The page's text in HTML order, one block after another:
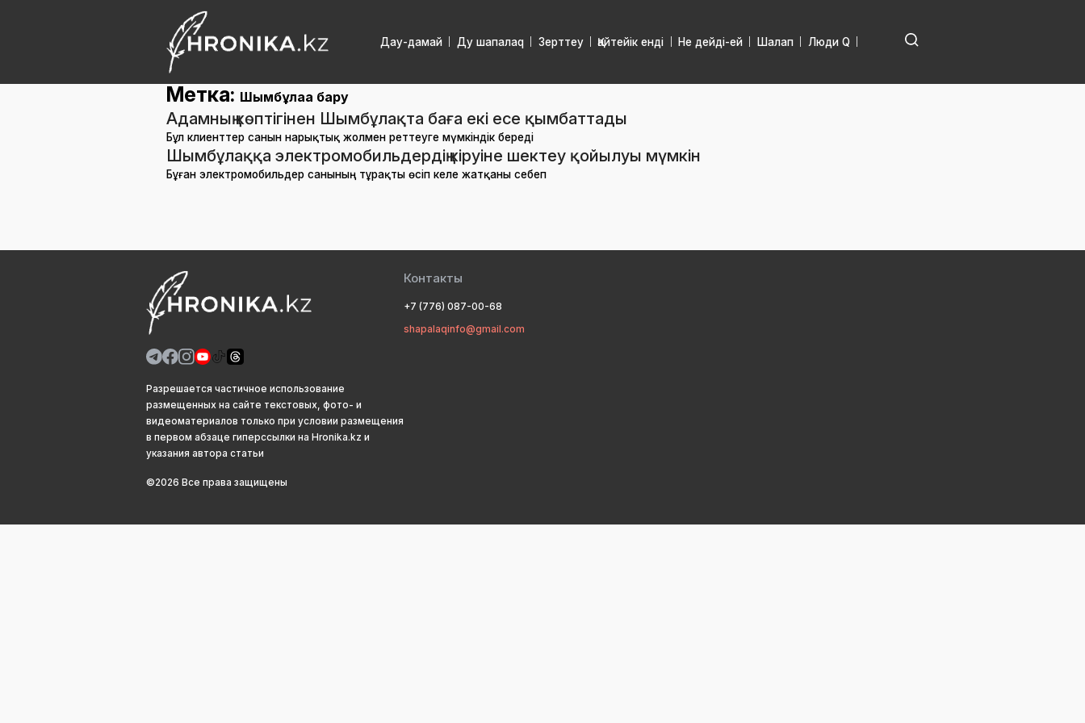
Дау-дамай Ду шапалаq Зерттеу Қайтейік енді Не дейді-ей Шалап Люди Q
Метка: Шымбұлаққа бару
Адамның көптігінен Шымбұлақта баға екі есе қымбаттады
Бұл клиенттер санын нарықтық жолмен реттеуге мүмкіндік береді
Шымбұлаққа электромобильдердің кіруіне шектеу қойылуы мүмкін
Бұған электромобильдер санының тұрақты өсіп келе жатқаны себеп
Разрешается частичное использование
размещенных на сайте текстовых, фото- и
видеоматериалов только при условии размещения
в первом абзаце гиперссылки на Hronika.kz и
указания автора статьи
©2026 Все права защищены
Контакты
+7 (776) 087-00-68
shapalaqinfo@gmail.com